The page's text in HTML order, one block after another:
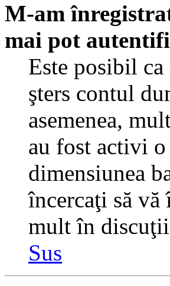
M-am
mai pot
Este posibil
şters contul
asemenea,
au fost activi
dimensiunea
încercaţi să
mult în
Sus